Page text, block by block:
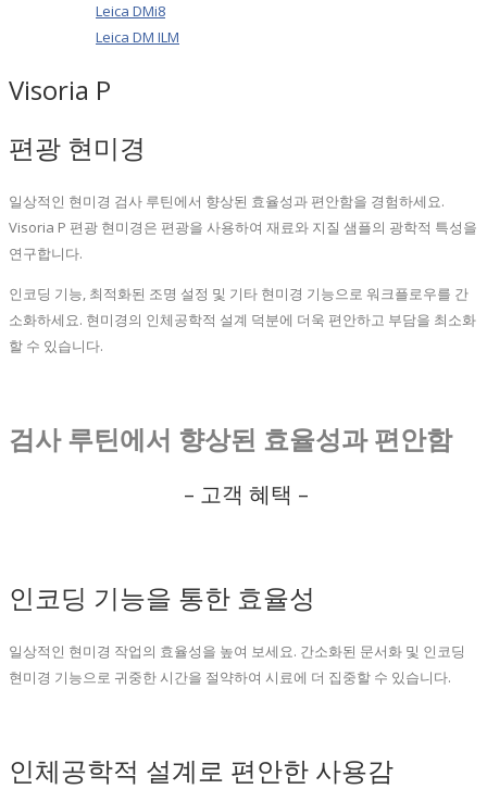
Leica DMi8
Leica DM ILM
Visoria P
편광 현미경
일상적인 현미경 검사 루틴에서 향상된 효율성과 편안함을 경험하세요.
Visoria P 편광 현미경은 편광을 사용하여 재료와 지질 샘플의 광학적 특성을
연구합니다.
인코딩 기능, 최적화된 조명 설정 및 기타 현미경 기능으로 워크플로우를 간
소화하세요. 현미경의 인체공학적 설계 덕분에 더욱 편안하고 부담을 최소화
할 수 있습니다.
검사 루틴에서 향상된 효율성과 편안함
– 고객 혜택 –
인코딩 기능을 통한 효율성
일상적인 현미경 작업의 효율성을 높여 보세요. 간소화된 문서화 및 인코딩
현미경 기능으로 귀중한 시간을 절약하여 시료에 더 집중할 수 있습니다.
인체공학적 설계로 편안한 사용감